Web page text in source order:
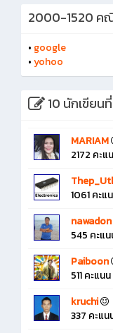
2000-1520 ค
• google
•yohoo
10 นักเขียน
MARIAM
2172 คะแ
1061 คะแ
nawadon
545 คะแ
Paiboon
511 คะแนน
kruchi
337 คะแน